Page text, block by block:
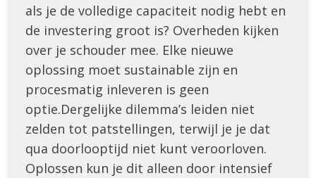
als je de volledige capaciteit nodig hebt en
de investering groot is? Overheden kijken
over je schouder mee. Elke nieuwe
oplossing moet sustainable zijn en
procesmatig inleveren is geen
optie.Dergelijke dilemma’s leiden niet
zelden tot patstellingen, terwijl je je dat
qua doorlooptijd niet kunt veroorloven.
Oplossen kun je dit alleen door intensief